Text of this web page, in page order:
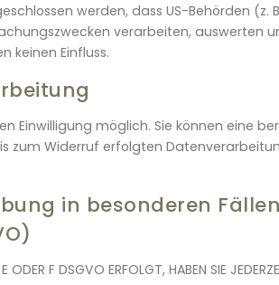
werden, dass US-Behörden (z.
verarbeiten, auswerten
keinen Einfluss.
Einwilligung möglich. Sie können eine
zum Widerruf erfolgten
in besonderen Fällen
ODER F DSGVO ERFOLGT, HABEN SIE